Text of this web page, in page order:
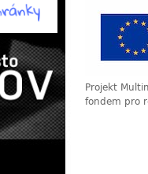
Projekt
fondem pro